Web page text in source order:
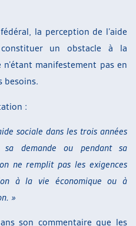
la perception de l’aide
un obstacle à la
manifestement pas en
besoins.
:
sociale dans les trois années
demande ou pendant sa
ne remplit pas les exigences
à la vie économique ou à
»
son commentaire que les